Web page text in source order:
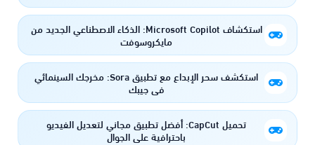
استكشاف Microsoft Copilot: الذكاء الاصطناعي الجديد من
مايكروسوفت
استكشف سحر الإبداع مع تطبيق Sora: مخرجك السينمائي
في جيبك
تحميل CapCut: أفضل تطبيق مجاني لتعديل الفيديو
باحترافية على الجوال